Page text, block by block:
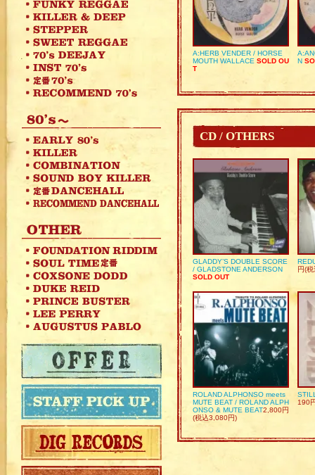
A:HERB VENDER / HORSE
MOUTH WALLACE SOLD OU
T
N
CD / OTHERS
GLADDY’S DOUBLE SCORE
/ GLADSTONE ANDERSON
SOLD OUT
円(
ROLAND ALPHONSO meets
MUTE BEAT / ROLAND ALPH
ONSO & MUTE BEAT2,800円
(税込3,080円)
190